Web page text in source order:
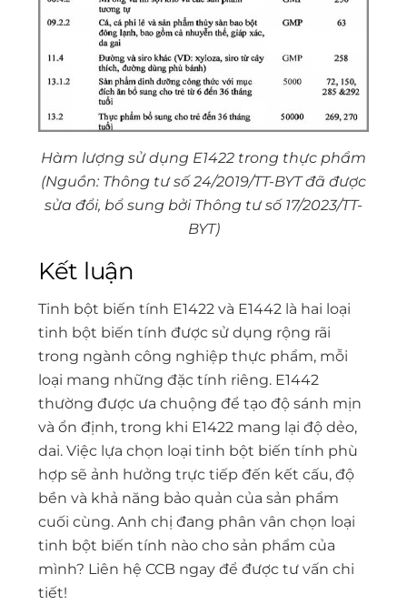
Hàm lượng sử dụng E1422 trong thực phẩm
(Nguồn: Thông tư số 24/2019/TT-BYT đã được
sửa đổi, bổ sung bởi Thông tư số 17/2023/TT-
BYT)
Kết luận
Tinh bột biến tính E1422 và E1442 là hai loại
tinh bột biến tính được sử dụng rộng rãi
trong ngành công nghiệp thực phẩm, mỗi
loại mang những đặc tính riêng. E1442
thường được ưa chuộng để tạo độ sánh mịn
và ổn định, trong khi E1422 mang lại độ dẻo,
dai. Việc lựa chọn loại tinh bột biến tính phù
hợp sẽ ảnh hưởng trực tiếp đến kết cấu, độ
bền và khả năng bảo quản của sản phẩm
cuối cùng. Anh chị đang phân vân chọn loại
tinh bột biến tính nào cho sản phẩm của
mình? Liên hệ CCB ngay để được tư vấn chi
tiết!